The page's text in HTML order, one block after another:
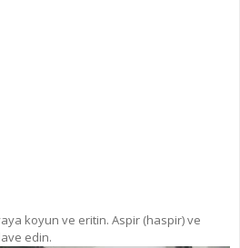
koyun ve eritin. Aspir (haspir) ve
edin.